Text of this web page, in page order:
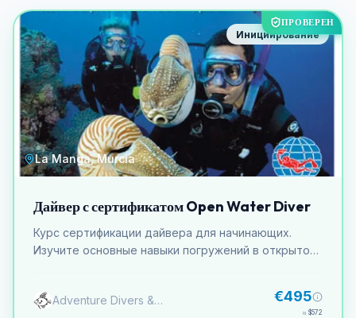
ПРОВЕРЕН
Инициирование
La Manga, Murcia
Дайвер с сертификатом Open Water Diver
Курс сертификации дайвера для начинающих.
Изучите основные навыки погружений в открытой
Adventure Divers & Activity Center
€495
≈ $572